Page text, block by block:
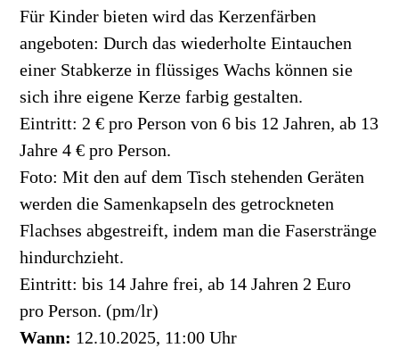
Für Kinder bieten wird das Kerzenfärben
angeboten: Durch das wiederholte Eintauchen
einer Stabkerze in flüssiges Wachs können sie
sich ihre eigene Kerze farbig gestalten.
Eintritt: 2 € pro Person von 6 bis 12 Jahren, ab 13
Jahre 4 € pro Person.
Foto: Mit den auf dem Tisch stehenden Geräten
werden die Samenkapseln des getrockneten
Flachses abgestreift, indem man die Faserstränge
hindurchzieht.
Eintritt: bis 14 Jahre frei, ab 14 Jahren 2 Euro
pro Person. (pm/lr)
Wann: 12.10.2025, 11:00 Uhr